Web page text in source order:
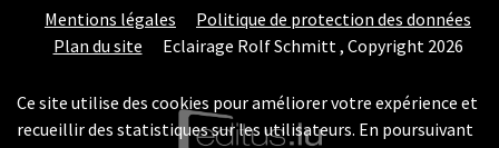
Mentions légales
Politique de protection des données
Plan du site
Eclairage Rolf Schmitt , Copyright 2026
Ce site utilise des cookies pour améliorer votre expérience et
recueillir des statistiques sur les utilisateurs. En poursuivant